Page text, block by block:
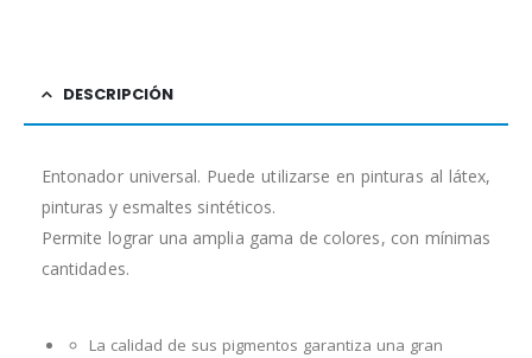
DESCRIPCIÓN
Entonador universal. Puede utilizarse en pinturas al látex,
pinturas y esmaltes sintéticos.
Permite lograr una amplia gama de colores, con mínimas
cantidades.
La calidad de sus pigmentos garantiza una gran